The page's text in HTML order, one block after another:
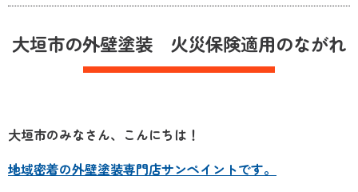
大垣市の外壁塗装 火災保険適用のながれ
大垣市のみなさん、こんにちは！
地域密着の外壁塗装専門店サンペイントです。